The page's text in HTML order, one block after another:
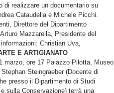
di realizzare un documentario su
Cataudella e Michele Picchi.
Direttore del Dipartimento
Mazzarella, Presidente del
Christian Uva,
E ARTIGIANATO
marzo, ore 17 Palazzo Pilotta, Museo
Steingraeber (Docente di
presso il Dipartimento di Studi
sulla Conservazione) terrà una